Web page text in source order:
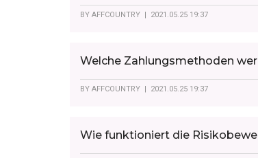
BY AFFCOUNTRY | 2021.05.25 19:37
Welche Zahlungsmethoden
BY AFFCOUNTRY | 2021.05.25 19:37
Wie funktioniert die